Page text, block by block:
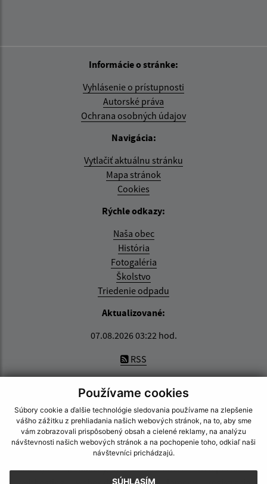
Používame cookies
Súbory cookie a ďalšie technológie sledovania používame na zlepšenie
vášho zážitku z prehliadania našich webových stránok, na to, aby sme
vám zobrazovali prispôsobený obsah a cielené reklamy, na analýzu
návštevnosti našich webových stránok a na pochopenie toho, odkiaľ naši
návštevníci prichádzajú.
SÚHLASÍM
Informácie o stránke:
Vyhlásenie o prístupnosti
Autorské práva
Ochrana osobných údajov
Navigácia:
Vytlačiť aktuálnu stránku
Mapa stránok
Cookies
Rýchle odkazy:
Naša obec
História
Fotogaléria
Školstvo
Triedenie odpadu
Aktualizované:
07.08.2026 03:22 hod.
RSS
Správca obsahu je Obec Zemplínska Nová Ves.
Vytvorené v súlade sJednotným dizajn manuálom
elektronických služieb.
CMS systém (redakčný) systém ECHELON 2
web portál